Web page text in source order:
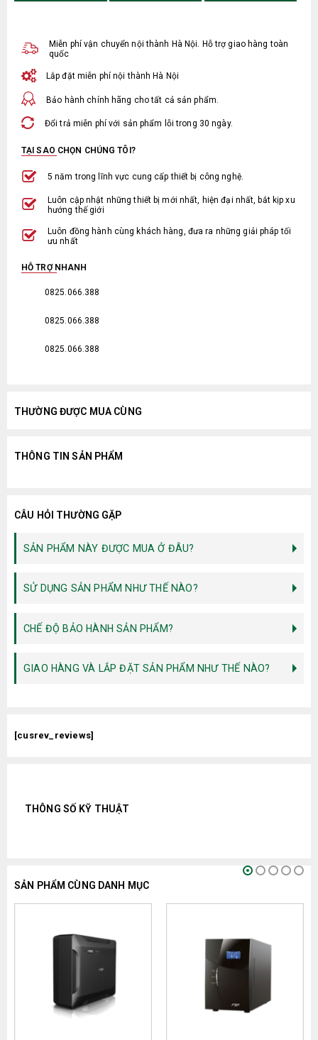
Miễn phí vận chuyển nội thành Hà Nội. Hỗ trợ giao hàng toàn
quốc
Lắp đặt miễn phí nội thành Hà Nội
Bảo hành chính hãng cho tất cả sản phẩm.
Đổi trả miễn phí với sản phẩm lỗi trong 30 ngày.
TẠI SAO CHỌN CHÚNG TÔI?
5 năm trong lĩnh vực cung cấp thiết bị công nghệ.
Luôn cập nhật những thiết bị mới nhất, hiện đại nhất, bắt kịp xu
hướng thế giới
Luôn đồng hành cùng khách hàng, đưa ra những giải pháp tối
ưu nhất
HỖ TRỢ NHANH
0825.066.388
0825.066.388
0825.066.388
THƯỜNG ĐƯỢC MUA CÙNG
THÔNG TIN SẢN PHẨM
CÂU HỎI THƯỜNG GẶP
SẢN PHẨM NÀY ĐƯỢC MUA Ở ĐÂU?
SỬ DỤNG SẢN PHẨM NHƯ THẾ NÀO?
CHẾ ĐỘ BẢO HÀNH SẢN PHẨM?
GIAO HÀNG VÀ LẮP ĐẶT SẢN PHẨM NHƯ THẾ NÀO?
[cusrev_reviews]
THÔNG SỐ KỸ THUẬT
SẢN PHẨM CÙNG DANH MỤC